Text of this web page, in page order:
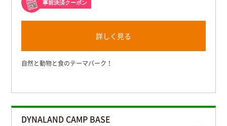
事前決済クーポン
詳しく見る
自然と動物と食のテーマパーク！
DYNALAND CAMP BASE